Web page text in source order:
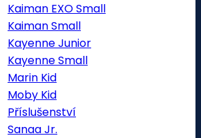
Kaiman EXO Small
Kaiman Small
Kayenne Junior
Kayenne Small
Marin Kid
Moby Kid
Příslušenství
Sanaa Jr.